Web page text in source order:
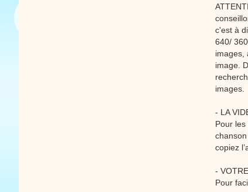
c'est à
640/
images,
image.
images.
- LA
Pour les
copiez
-
Pour